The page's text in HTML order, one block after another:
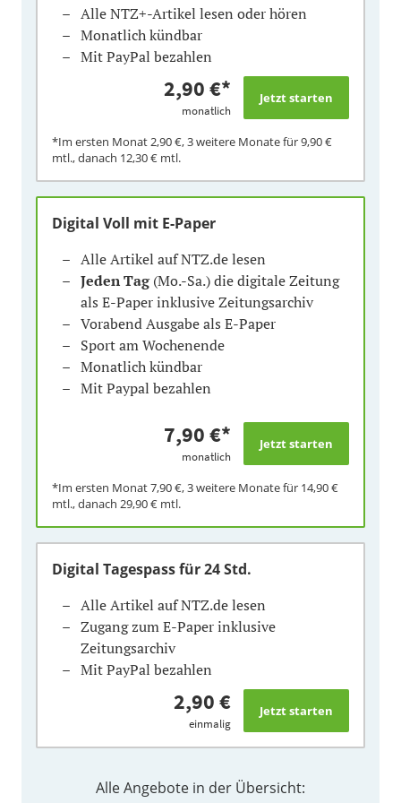
Alle NTZ+-Artikel lesen oder hören
Monatlich kündbar
Mit PayPal bezahlen
2,90 €*
monatlich
*Im ersten Monat2,90 €, 3 weitere Monate für9,90 €
mtl., danach 12,30 € mtl.
Digital Voll mit E-Paper
Alle Artikel auf NTZ.de lesen
Jeden Tag(Mo.-Sa.) die digitale Zeitung
als E-Paper inklusive Zeitungsarchiv
Vorabend Ausgabe als E-Paper
Sport am Wochenende
Monatlich kündbar
Mit Paypal bezahlen
7,90 €*
monatlich
*Im ersten Monat7,90 €, 3 weitere Monate für 14,90 €
mtl., danach 29,90 € mtl.
Digital Tagespassfür 24 Std.
Alle Artikel auf NTZ.de lesen
Zugang zum E-Paper inklusive
Zeitungsarchiv
Mit PayPal bezahlen
2,90 €
einmalig
Alle Angebote in der Übersicht: